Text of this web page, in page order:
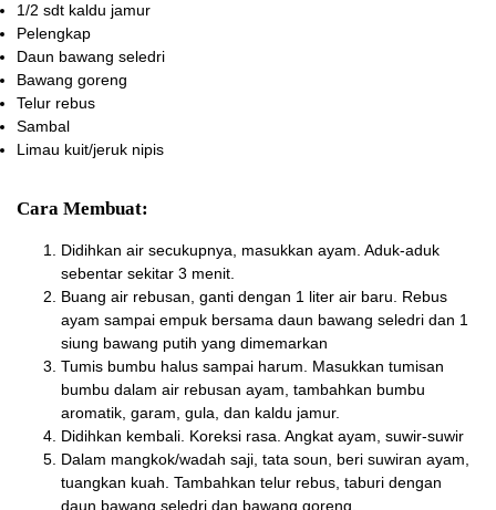
1/2 sdt kaldu jamur
Pelengkap
Daun bawang seledri
Bawang goreng
Telur rebus
Sambal
Limau kuit/jeruk nipis
Cara Membuat:
Didihkan air secukupnya, masukkan ayam. Aduk-aduk
sebentar sekitar 3 menit.
Buang air rebusan, ganti dengan 1 liter air baru. Rebus
ayam sampai empuk bersama daun bawang seledri dan 1
siung bawang putih yang dimemarkan
Tumis bumbu halus sampai harum. Masukkan tumisan
bumbu dalam air rebusan ayam, tambahkan bumbu
aromatik, garam, gula, dan kaldu jamur.
Didihkan kembali. Koreksi rasa. Angkat ayam, suwir-suwir
Dalam mangkok/wadah saji, tata soun, beri suwiran ayam,
tuangkan kuah. Tambahkan telur rebus, taburi dengan
daun bawang seledri dan bawang goreng.